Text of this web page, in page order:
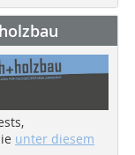
unter diesem